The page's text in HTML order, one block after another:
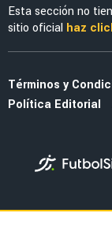
Esta sección no
sitio oficial haz
Términos y
Política Editorial